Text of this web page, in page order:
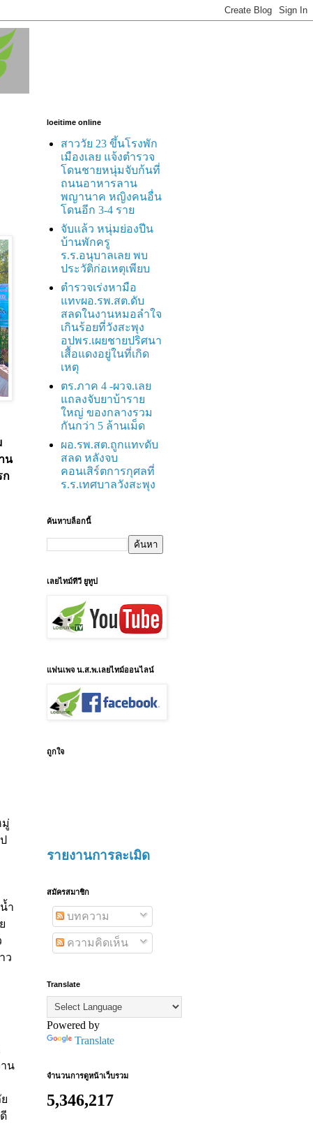
น
ก
มู่
ำ
ว
น
loeitime online
สาววัย 23 ขึ้นโรงพัก
เมืองเลย แจ้งตำรวจ
โดนชายหนุ่มจับก้นที่
ถนนอาหารลาน
พญานาค หญิงคนอื่น
โดนอีก 3-4 ราย
จับแล้ว หนุ่มย่องปีน
บ้านพักครู
ร.ร.อนุบาลเลย พบ
ประวัติก่อเหตุเพียบ
ตำรวจเร่งหามือ
แทvผอ.รพ.สต.ดับ
สลดในงานหมอลำใจ
เกินร้อยที่วังสะพุง
อปพร.เผยชายปริศนา
เสื้อแดงอยู่ในที่เกิด
เหตุ
ตร.ภาค 4 -ผวจ.เลย
แถลงจับยาบ้าราย
ใหญ่ ของกลางรวม
กันกว่า 5 ล้านเม็ด
ผอ.รพ.สต.ถูกแทvดับ
สลด หลังจบ
คอนเสิร์ตการกุศลที่
ร.ร.เทศบาลวังสะพุง
ค้นหาบล็อกนี้
เลยไทม์ทีวี ยูทูป
แฟนเพจ น.ส.พ.เลยไทม์ออนไลน์
ถูกใจ
รายงานการละเมิด
สมัครสมาชิก
บทความ
ความคิดเห็น
Translate
Powered by
Translate
จำนวนการดูหน้าเว็บรวม
5,346,217